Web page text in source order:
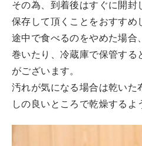
その為、到着後はすぐに開封
保存して頂くことをおすすめ
途中で食べるのをやめた場合
巻いたり、冷蔵庫で保管する
がございます。
汚れが気になる場合は乾いた
しの良いところで乾燥するよ